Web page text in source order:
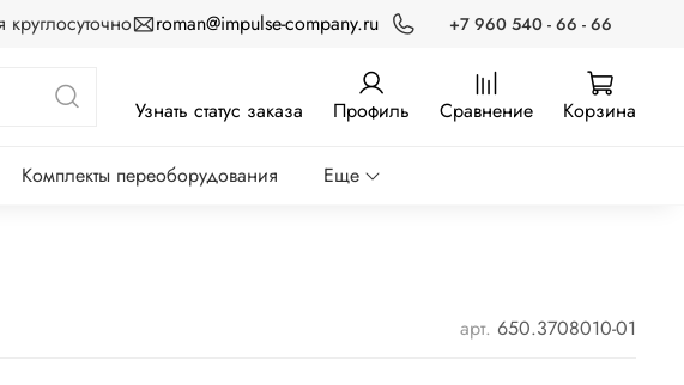
roman@impulse-company.ru +7 960 540 - 66 - 66
Узнать статус заказа Профиль Сравнение Корзина
Комплекты переоборудования
Еще
арт. 650.3708010-01